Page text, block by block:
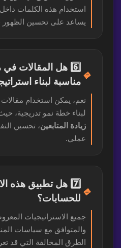
استخدام هذه الكلمات
يساعد على تحسين الظهور
🔹مناسبة لبناء
نعم، يمكن استخدام
لبناء خطة نمو تدريجية،
زيادة المتابعين، تحسين
عملي.
🔹
7️⃣ هل تطبيق هذه
للحسابات؟
جميع الاستراتيجيات
والمتوافق مع سياسات
الطرق المخالفة التي قد